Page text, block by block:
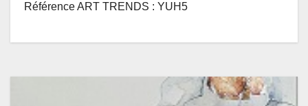
Référence ART TRENDS : YUH5